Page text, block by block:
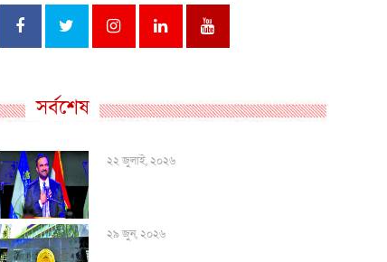
সর্বশেষ
২২ জুলাই, ২০২৬
২৯ জুন, ২০২৬